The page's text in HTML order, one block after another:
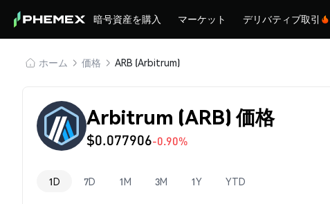
暗号資産を購入 マーケット デリバティブ取引
ホーム 価格 ARB (Arbitrum)
Arbitrum (ARB) 価格
$0.077906-0.90%
1D 7D 1M 3M 1Y YTD